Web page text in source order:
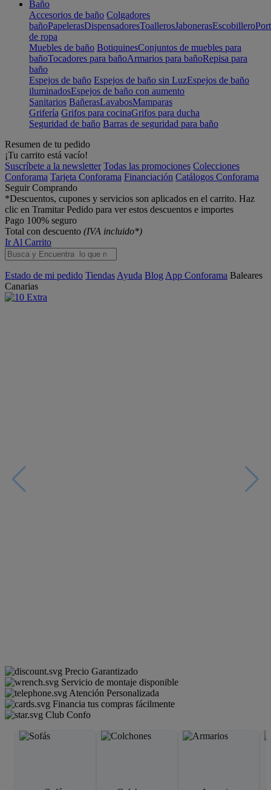
Baño
Accesorios de baño Colgadores
bañoPapelerasDispensadoresToallerosJabonerasEscobillero
de ropa
Muebles de baño BotiquinesConjuntos de muebles para
bañoTocadores para bañoArmarios para bañoRepisa para
baño
Espejos de baño Espejos de baño sin LuzEspejos de baño
iluminadosEspejos de baño con aumento
Sanitarios BañerasLavabosMamparas
Grifería Grifos para cocinaGrifos para ducha
Seguridad de baño Barras de seguridad para baño
Resumen de tu pedido
¡Tu carrito está vacío!
Suscríbete a la newsletter Todas las promociones Colecciones
Conforama Tarjeta Conforama Financiación Catálogos Conforama
Seguir Comprando
*Descuentos, cupones y servicios son aplicados en el carrito. Haz
clic en Tramitar Pedido para ver estos descuentos e importes
Pago 100% seguro
Total con descuento (IVA incluido*)
Ir Al Carrito
Estado de mi pedido Tiendas Ayuda Blog App Conforama Baleares
Canarias
Precio Garantizado
Servicio de montaje disponible
Atención Personalizada
Financia tus compras fácilmente
Club Confo